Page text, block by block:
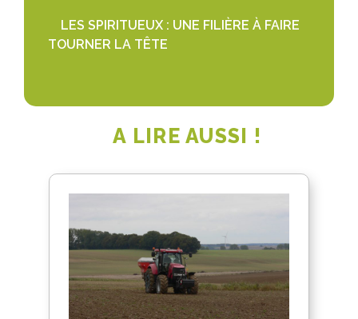
LES SPIRITUEUX : UNE FILIÈRE À FAIRE
TOURNER LA TÊTE
A LIRE AUSSI !